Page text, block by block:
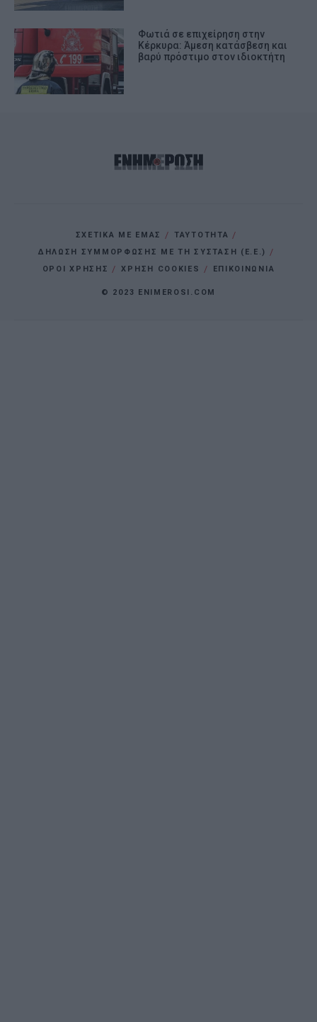
Φωτιά σε επιχείρηση στην
Κέρκυρα: Άμεση κατάσβεση και
βαρύ πρόστιμο στον ιδιοκτήτη
ΣΧΕΤΙΚΑ ΜΕ ΕΜΑΣ
ΤΑΥΤΟΤΗΤΑ
ΔΗΛΩΣΗ ΣΥΜΜΟΡΦΩΣΗΣ ΜΕ ΤΗ ΣΥΣΤΑΣΗ (Ε.Ε.)
ΌΡΟΙ ΧΡΗΣΗΣ
ΧΡΗΣΗ COOKIES ΕΠΙΚΟΙΝΩΝΙΑ
© 2023 ENIMEROSI.COM